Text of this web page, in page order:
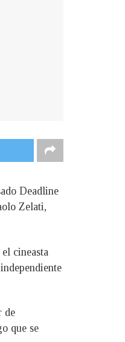
Deadline
Zelati,
cineasta
de
que se